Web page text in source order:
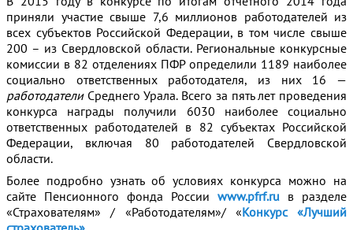
приняли участие свыше 7,6 миллионов работодателей из
всех субъектов Российской Федерации, в том числе свыше
200 – из Свердловской области. Региональные конкурсные
комиссии в 82 отделениях ПФР определили 1189 наиболее
социально ответственных работодателя, из них 16 —
работодателиСреднего Урала. Всего за пять лет проведения
конкурса награды получили 6030 наиболее социально
ответственных работодателей в 82 субъектах Российской
Федерации, включая 80 работодателей Свердловской
области.
Более подробно узнать об условиях конкурса можно на
сайте Пенсионного фонда России www.pfrf.ru в разделе
«Страхователям» / «Работодателям»/ «Конкурс «Лучший